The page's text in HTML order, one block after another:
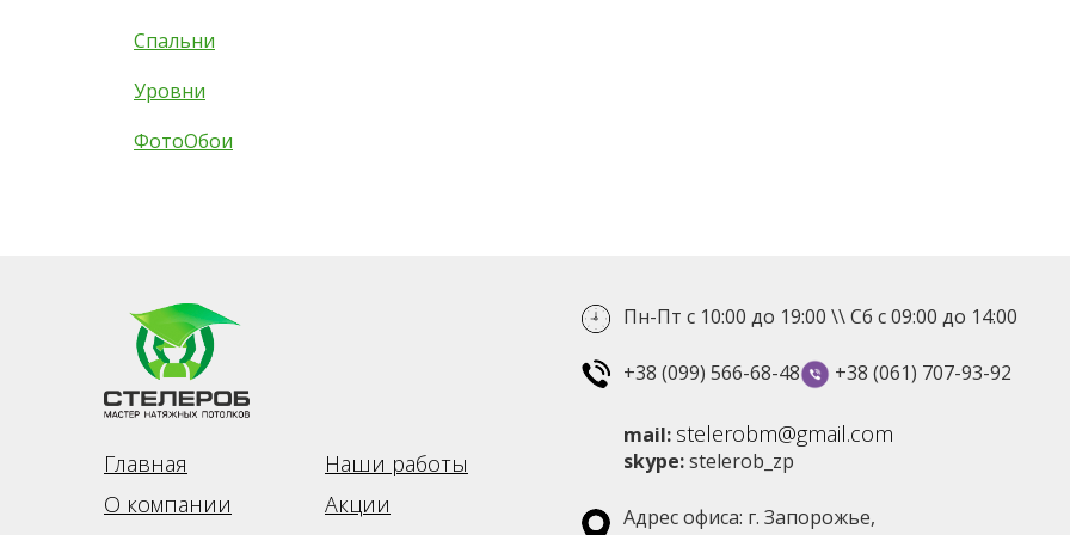
Спальни
Уровни
ФотоОбои
Главная
Наши работы
О компании
Акции
Пн-Пт с 10:00 до 19:00 \\ Сб с 09:00 до 14:00
+38 (099) 566-68-48 +38 (061) 707-93-92
mail: stelerobm@gmail.com
skype:stelerob_zp
Адрес офиса: г. Запорожье,